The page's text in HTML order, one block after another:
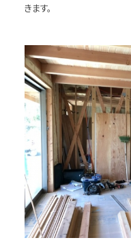
きます。